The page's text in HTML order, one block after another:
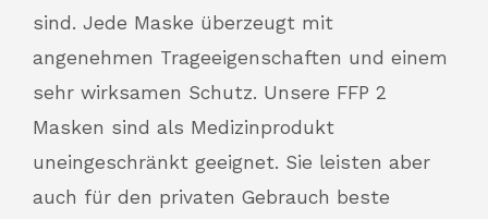
sind. Jede Maske überzeugt mit
angenehmen Trageeigenschaften und einem
sehr wirksamen Schutz. Unsere FFP 2
Masken sind als Medizinprodukt
uneingeschränkt geeignet. Sie leisten aber
auch für den privaten Gebrauch beste